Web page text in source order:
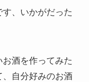
、いかがだった
酒を作ってみた
、自分好みのお酒